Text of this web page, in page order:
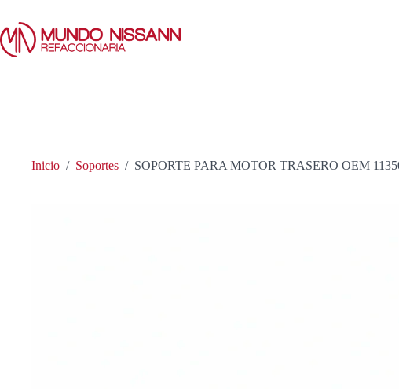
contenido
Inicio / Soportes / SOPORTE PARA MOTOR TRASERO OEM